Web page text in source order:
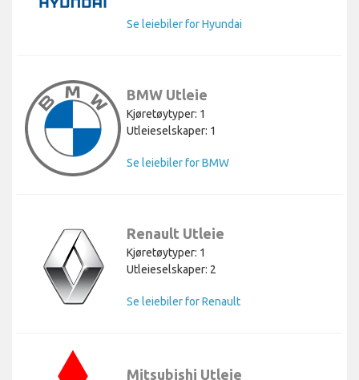
Se leiebiler for Hyundai
BMW Utleie
Kjøretøytyper: 1
Utleieselskaper: 1
Se leiebiler for BMW
Renault Utleie
Kjøretøytyper: 1
Utleieselskaper: 2
Se leiebiler for Renault
Mitsubishi Utleie